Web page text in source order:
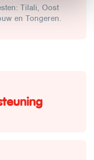
Tilali, Oost
en Tongeren.